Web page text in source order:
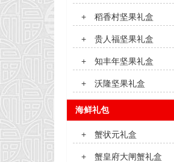
+ 稻香村坚果礼盒
+ 贵人福坚果礼盒
+ 知丰年坚果礼盒
+ 沃隆坚果礼盒
海鲜礼包
+ 蟹状元礼盒
+ 蟹皇府大闸蟹礼盒